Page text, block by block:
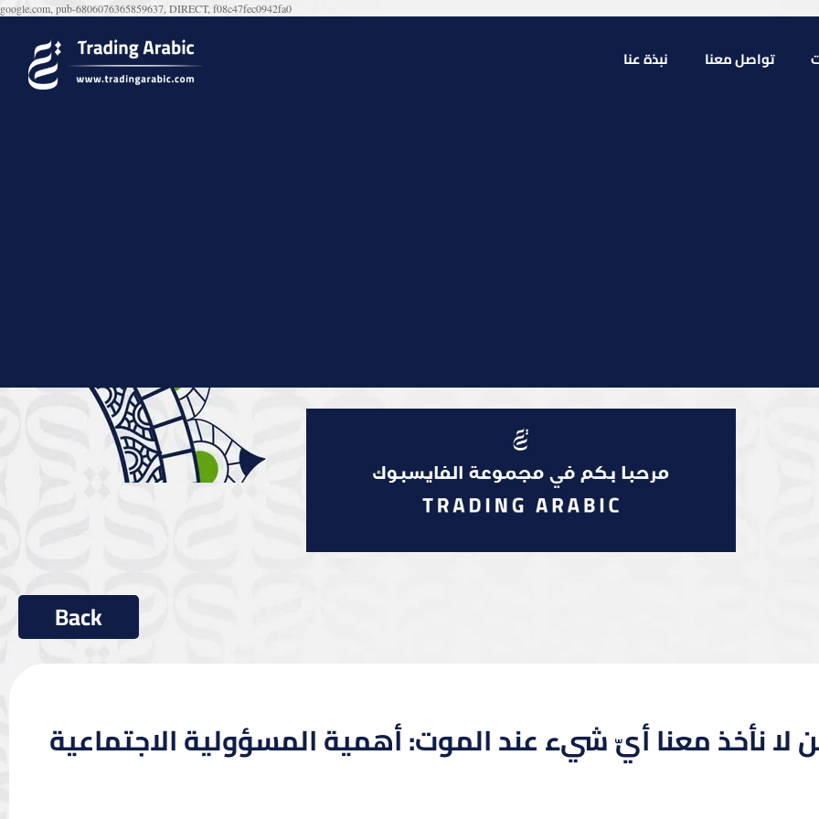
google.com, pub-6806076365859637, DIRECT, f08c47fec0942fa0
نبذة عنا تواصل معنا
لا نأخذ معنا أيّ شيء عند الموت: أهمية المسؤولية الاجتماعية